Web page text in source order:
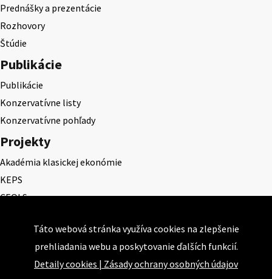
Prednášky a prezentácie
Rozhovory
Štúdie
Publikácie
Publikácie
Konzervatívne listy
Konzervatívne pohľady
Projekty
Akadémia klasickej ekonómie
KEPS
CEQLS
Cena Ernesta Valka
Študentská esej
Deň daňového odbremenenia
Táto webová stránka využíva cookies na zlepšenie
prehliadania webu a poskytovanie ďalších funkcií.
Detaily cookies | Zásady ochrany osobných údajov